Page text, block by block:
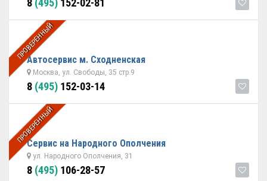
8 (495) 152-02-81
ПРОВЕРЕННЫЙ
Автосервис м. Сходненская
Москва, ул. Свободы, 35 стр.9
8 (495) 152-03-14
ПРОВЕРЕННЫЙ
Сервис на Народного Ополчения
ул. Народного Ополчения, 31
8 (495) 106-28-57